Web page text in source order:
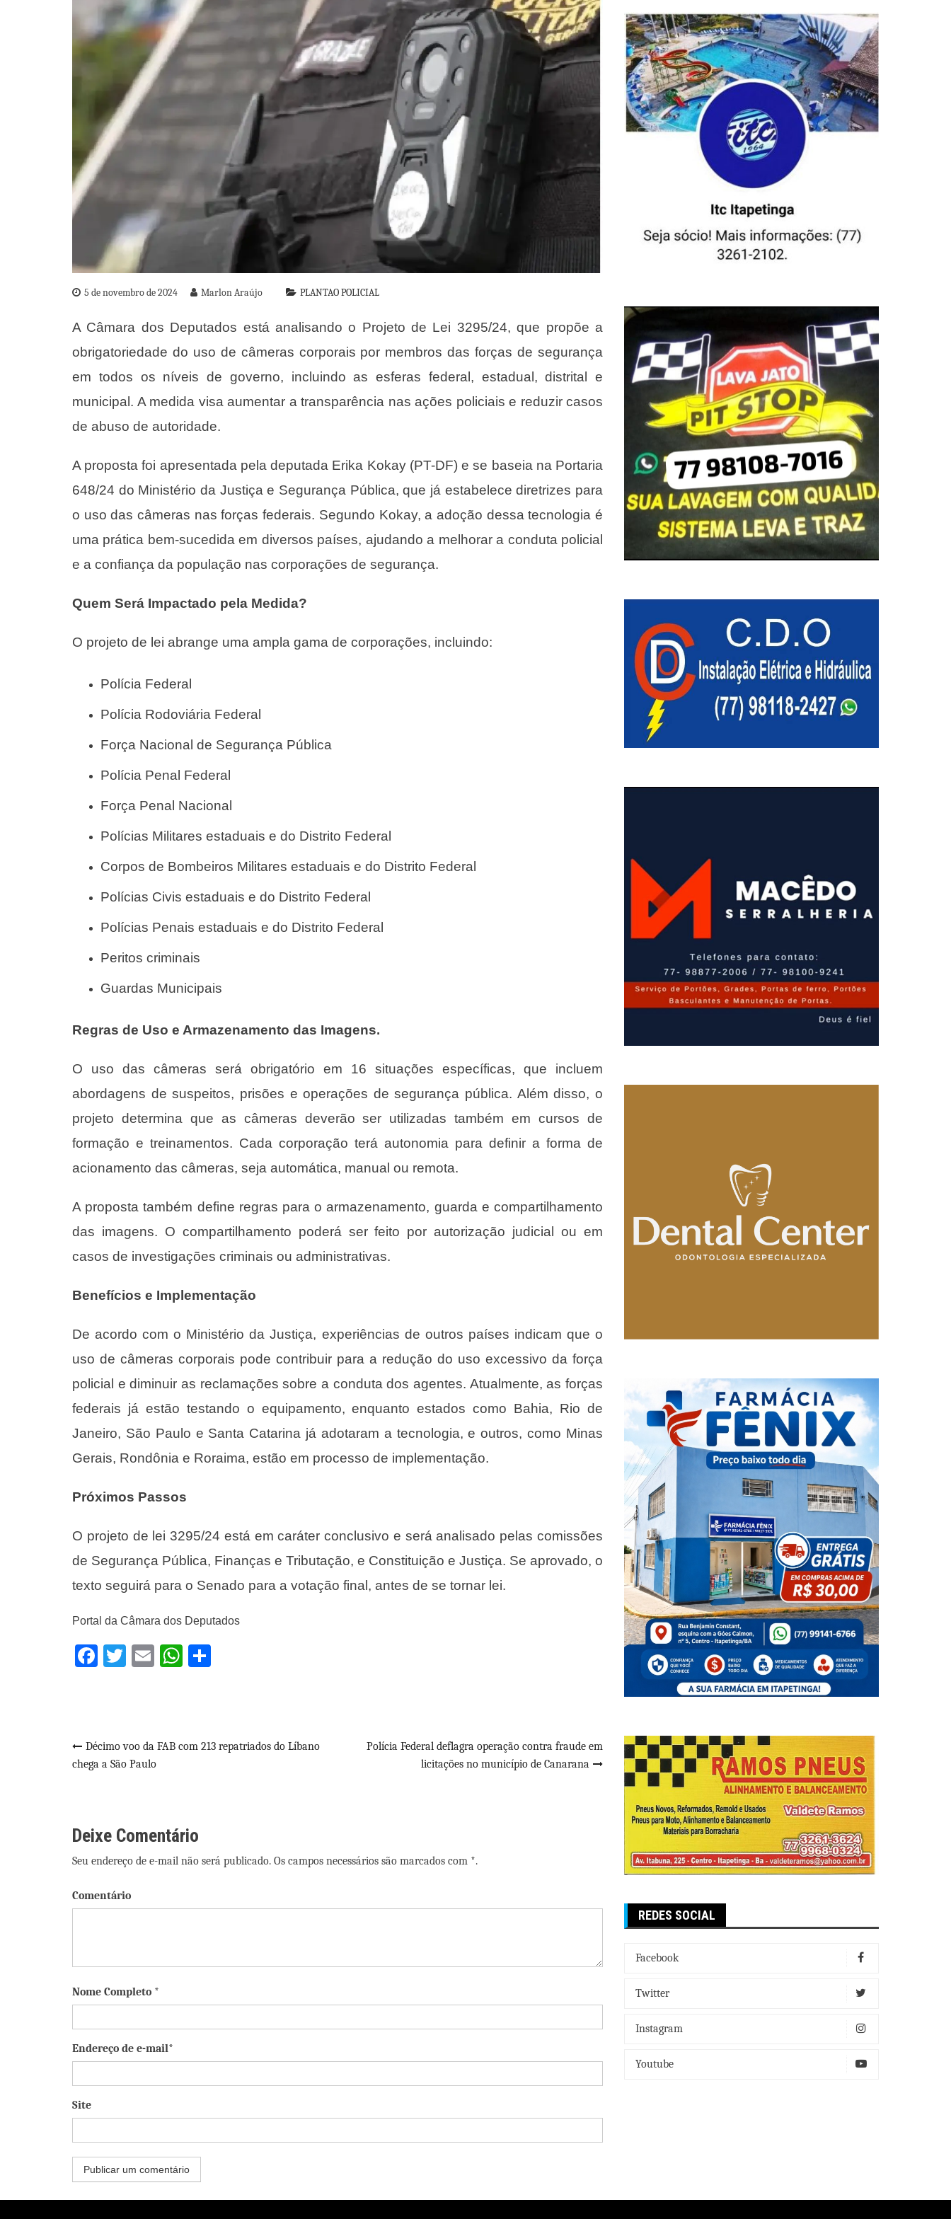
5 de novembro de 2024 Marlon Araújo PLANTAO POLICIAL
A Câmara dos Deputados está analisando o Projeto de Lei 3295/24, que propõe a
obrigatoriedade do uso de câmeras corporais por membros das forças de segurança
em todos os níveis de governo, incluindo as esferas federal, estadual, distrital e
municipal. A medida visa aumentar a transparência nas ações policiais e reduzir casos
de abuso de autoridade.
A proposta foi apresentada pela deputada Erika Kokay (PT-DF) e se baseia na Portaria
648/24 do Ministério da Justiça e Segurança Pública, que já estabelece diretrizes para
o uso das câmeras nas forças federais. Segundo Kokay, a adoção dessa tecnologia é
uma prática bem-sucedida em diversos países, ajudando a melhorar a conduta policial
e a confiança da população nas corporações de segurança.
Quem Será Impactado pela Medida?
O projeto de lei abrange uma ampla gama de corporações, incluindo:
Polícia Federal
Polícia Rodoviária Federal
Força Nacional de Segurança Pública
Polícia Penal Federal
Força Penal Nacional
Polícias Militares estaduais e do Distrito Federal
Corpos de Bombeiros Militares estaduais e do Distrito Federal
Polícias Civis estaduais e do Distrito Federal
Polícias Penais estaduais e do Distrito Federal
Peritos criminais
Guardas Municipais
Regras de Uso e Armazenamento das Imagens.
O uso das câmeras será obrigatório em 16 situações específicas, que incluem
abordagens de suspeitos, prisões e operações de segurança pública. Além disso, o
projeto determina que as câmeras deverão ser utilizadas também em cursos de
formação e treinamentos. Cada corporação terá autonomia para definir a forma de
acionamento das câmeras, seja automática, manual ou remota.
A proposta também define regras para o armazenamento, guarda e compartilhamento
das imagens. O compartilhamento poderá ser feito por autorização judicial ou em
casos de investigações criminais ou administrativas.
Benefícios e Implementação
De acordo com o Ministério da Justiça, experiências de outros países indicam que o
uso de câmeras corporais pode contribuir para a redução do uso excessivo da força
policial e diminuir as reclamações sobre a conduta dos agentes. Atualmente, as forças
federais já estão testando o equipamento, enquanto estados como Bahia, Rio de
Janeiro, São Paulo e Santa Catarina já adotaram a tecnologia, e outros, como Minas
Gerais, Rondônia e Roraima, estão em processo de implementação.
Próximos Passos
O projeto de lei 3295/24 está em caráter conclusivo e será analisado pelas comissões
de Segurança Pública, Finanças e Tributação, e Constituição e Justiça. Se aprovado, o
texto seguirá para o Senado para a votação final, antes de se tornar lei.
Portal da Câmara dos Deputados
Facebook
Twitter
EmailWhatsApp
Navegação
Post
Décimo voo da FAB com 213 repatriados do Líbano
chega a São Paulo
Polícia Federal deflagra operação contra fraude em
licitações no município de Canarana
Deixe Comentário
Seu endereço de e-mail não será publicado. Os campos necessários são marcados com *.
Comentário
Nome Completo *
Endereço de e-mail*
Site
REDES SOCIAL
Facebook
Twitter
Instagram
Youtube